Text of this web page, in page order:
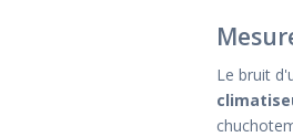
Le bruit